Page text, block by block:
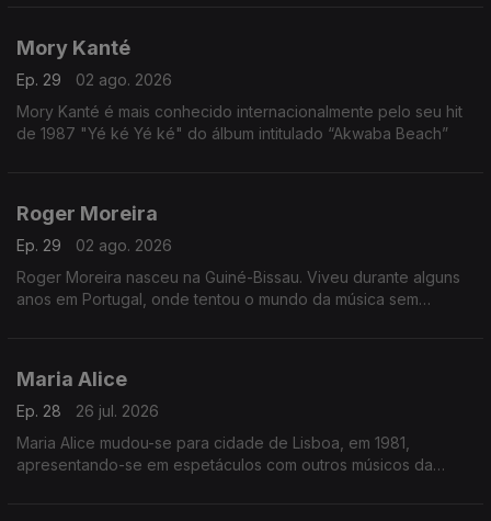
Mory Kanté
Ep. 29
02 ago. 2026
Mory Kanté é mais conhecido internacionalmente pelo seu hit
de 1987 "Yé ké Yé ké" do álbum intitulado “Akwaba Beach”
Roger Moreira
Ep. 29
02 ago. 2026
Roger Moreira nasceu na Guiné-Bissau. Viveu durante alguns
anos em Portugal, onde tentou o mundo da música sem
Maria Alice
Ep. 28
26 jul. 2026
Maria Alice mudou-se para cidade de Lisboa, em 1981,
apresentando-se em espetáculos com outros músicos da